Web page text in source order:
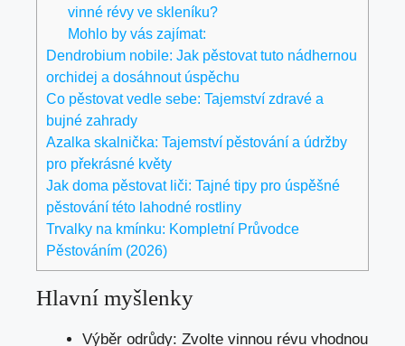
vinné révy ve skleníku?
Mohlo by vás zajímat:
Dendrobium nobile: Jak pěstovat tuto nádhernou
orchidej a dosáhnout úspěchu
Co pěstovat vedle sebe: Tajemství zdravé a
bujné zahrady
Azalka skalnička: Tajemství pěstování a údržby
pro překrásné květy
Jak doma pěstovat liči: Tajné tipy pro úspěšné
pěstování této lahodné rostliny
Trvalky na kmínku: Kompletní Průvodce
Pěstováním (2026)
Hlavní myšlenky
Výběr odrůdy: Zvolte vinnou révu vhodnou